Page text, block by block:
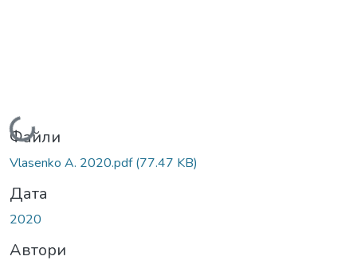
Вантажиться...
Файли
Vlasenko A. 2020.pdf(77.47 KB)
Дата
2020
Автори